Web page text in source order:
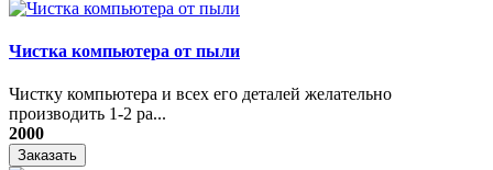
Чистка компьютера от пыли
Чистку компьютера и всех его деталей желательно
производить 1-2 ра...
2000
Заказать